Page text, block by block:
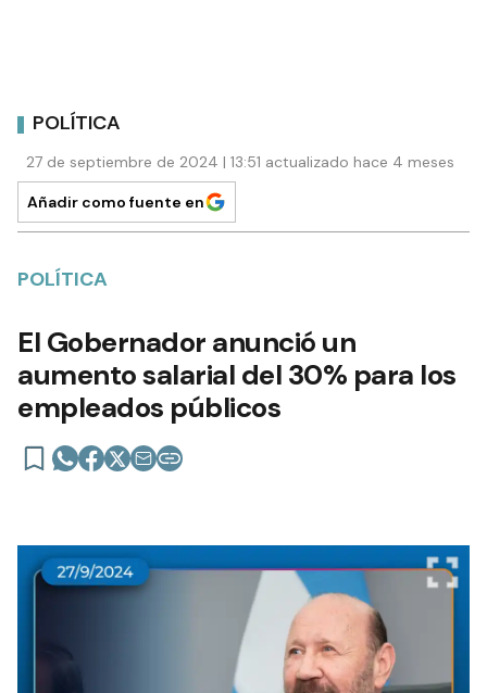
POLÍTICA
27 de septiembre de 2024 | 13:51 actualizado hace 4 meses
Añadir como fuente en
POLÍTICA
El Gobernador anunció un
aumento salarial del 30% para los
empleados públicos